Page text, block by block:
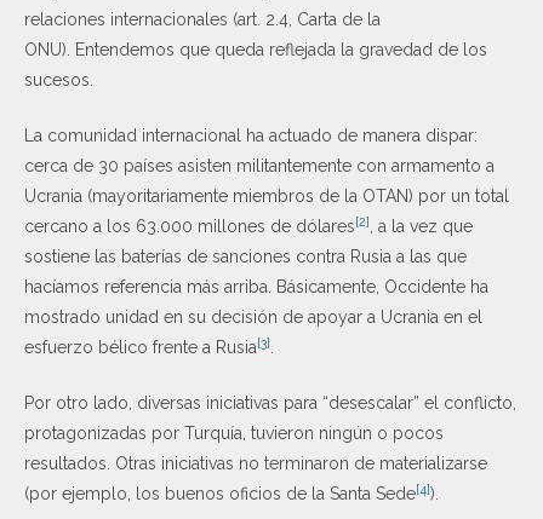
relaciones internacionales (art. 2.4, Carta de la
ONU). Entendemos que queda reflejada la gravedad de los
sucesos.
La comunidad internacional ha actuado de manera dispar:
cerca de 30 países asisten militantemente con armamento a
Ucrania (mayoritariamente miembros de la OTAN) por un total
cercano a los 63.000 millones de dólares[2]
, a la vez que
sostiene las baterías de sanciones contra Rusia a las que
hacíamos referencia más arriba. Básicamente, Occidente ha
mostrado unidad en su decisión de apoyar a Ucrania en el
esfuerzo bélico frente a Rusia[3]
Por otro lado, diversas iniciativas para “desescalar” el conflicto,
protagonizadas por Turquía, tuvieron ningún o pocos
resultados. Otras iniciativas no terminaron de materializarse
(por ejemplo, los buenos oficios de la Santa Sede[4]).